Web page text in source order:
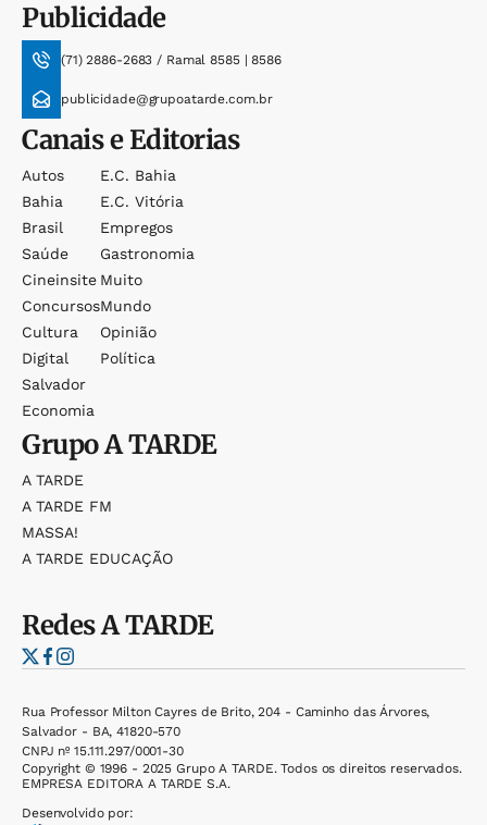
Publicidade
(71) 2886-2683 / Ramal 8585 | 8586
publicidade@grupoatarde.com.br
Canais e Editorias
Autos
Bahia
Brasil
Saúde
Cineinsite
Concursos
Cultura
Digital
Salvador
Economia
E.c. Bahia
E.c. Vitória
Empregos
Gastronomia
Muito
Mundo
Opinião
Política
GrupoA TARDE
A TARDE
A TARDE FM
MASSA!
A TARDE EDUCAÇÃO
RedesA TARDE
Rua Professor Milton Cayres de Brito, 204 - Caminho das Árvores,
Salvador - BA, 41820-570
CNPJ nº 15.111.297/0001-30
Copyright © 1996 - 2025 Grupo A TARDE. Todos os direitos reservados.
EMPRESA EDITORA A TARDE S.A.
Desenvolvido por: